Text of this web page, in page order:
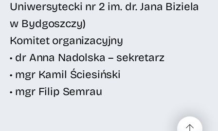
Uniwersytecki nr 2 im. dr. Jana Biziela
w Bydgoszczy)
Komitet organizacyjny
• dr Anna Nadolska – sekretarz
• mgr Kamil Ściesiński
• mgr Filip Semrau